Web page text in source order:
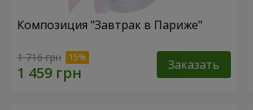
Композиция "Завтрак в Париже"
1 716 грн Заказать